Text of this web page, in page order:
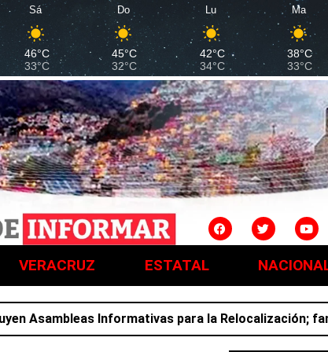
Sá
46°C
33°C
Do
45°C
32°C
Lu
42°C
34°C
Ma
38°C
33°C
VERACRUZ ESTATAL
Informativas para la Relocalización;